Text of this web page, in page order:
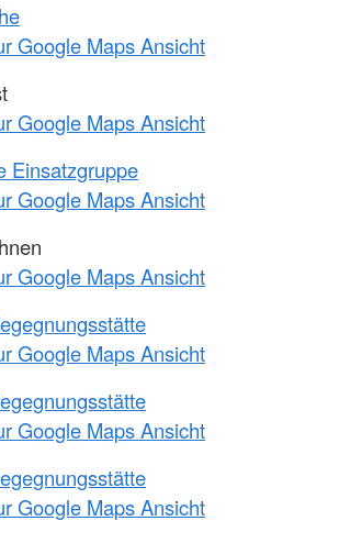
Google Maps Ansicht
Google Maps Ansicht
Einsatzgruppe
Google Maps Ansicht
Google Maps Ansicht
Google Maps Ansicht
Google Maps Ansicht
Google Maps Ansicht